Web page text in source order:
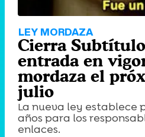
LEY MORDAZA
Cierra
entrada en
mordaza el
julio
La nueva ley establece
años para los
enlaces.